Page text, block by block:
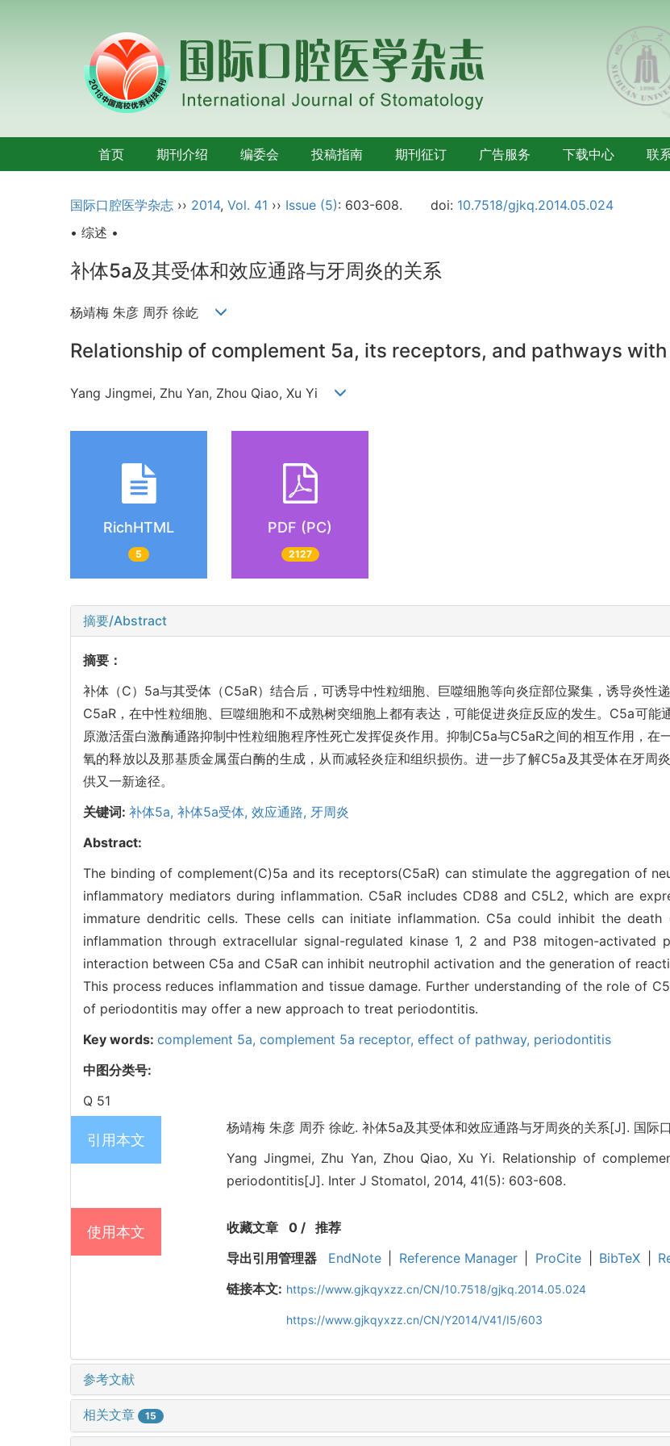
首页 期刊介绍 编委会 投稿指南 期刊征订 广告服务 下载中心 联
国际口腔医学杂志 ›› 2014, Vol. 41 ›› Issue (5): 603-608. doi: 10.7518/gjkq.2014.05.024
• 综述 •
补体5a及其受体和效应通路与牙周炎的关系
杨靖梅 朱彦 周乔 徐屹
Relationship of complement 5a, its receptors, and pathways
Yang Jingmei, Zhu Yan, Zhou Qiao, Xu Yi
RichHTML
5
PDF (PC)
2127
摘要/Abstract
摘要：
补体（C）5a与其受体（C5aR）结合后，可诱导中性粒细胞、巨噬细胞等向炎症部位聚集，诱导炎性
C5aR，在中性粒细胞、巨噬细胞和不成熟树突细胞上都有表达，可能促进炎症反应的发生。C5a可
原激活蛋白激酶通路抑制中性粒细胞程序性死亡发挥促炎作用。抑制C5a与C5aR之间的相互作用，在
氧的释放以及那基质金属蛋白酶的生成，从而减轻炎症和组织损伤。进一步了解C5a及其受体在牙周
供又一新途径。
关键词: 补体5a, 补体5a受体, 效应通路, 牙周炎
Abstract:
The binding of complement(C)5a and its receptors(C5aR) can stimulate the aggregation of
inflammatory mediators during inflammation. C5aR includes CD88 and C5L2, which are
immature dendritic cells. These cells can initiate inflammation. C5a could inhibit the
inflammation through extracellular signal-regulated kinase 1, 2 and P38 mitogen-activated
interaction between C5a and C5aR can inhibit neutrophil activation and the generation of
This process reduces inflammation and tissue damage. Further understanding of the role of
of periodontitis may offer a new approach to treat periodontitis.
Key words: complement 5a, complement 5a receptor, effect of pathway, periodontitis
中图分类号:
Q 51
引用本文
杨靖梅 朱彦 周乔 徐屹. 补体5a及其受体和效应通路与牙周炎的关系[J]. 国
Yang Jingmei, Zhu Yan, Zhou Qiao, Xu Yi. Relationship of
periodontitis[J]. Inter J Stomatol, 2014, 41(5): 603-608.
使用本文 收藏文章 0/ 推荐
导出引用管理器
EndNote Reference Manager ProCite BibTeX
链接本文: https://www.gjkqyxzz.cn/CN/10.7518/gjkq.2014.05.024
https://www.gjkqyxzz.cn/CN/Y2014/V41/I5/603
参考文献
相关文章 15